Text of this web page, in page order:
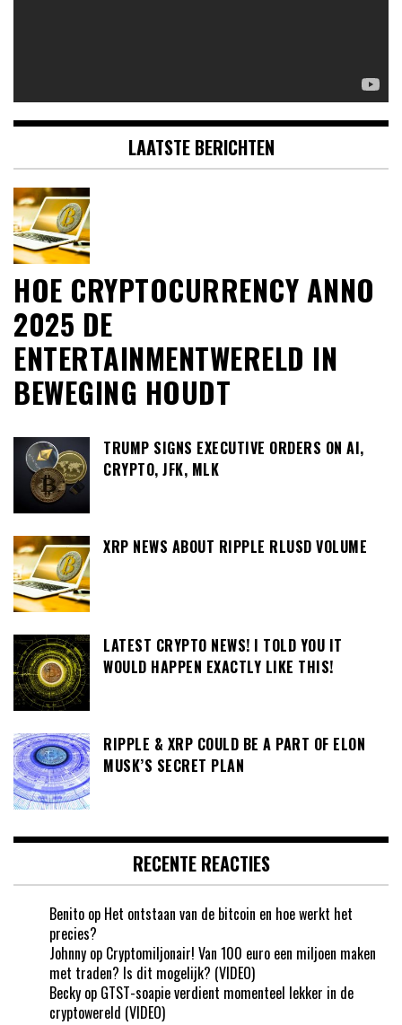
LAATSTE BERICHTEN
HOE CRYPTOCURRENCY ANNO
2025 DE
ENTERTAINMENTWERELD IN
BEWEGING HOUDT
TRUMP SIGNS EXECUTIVE ORDERS ON AI,
CRYPTO, JFK, MLK
XRP NEWS ABOUT RIPPLE RLUSD VOLUME
LATEST CRYPTO NEWS! I TOLD YOU IT
WOULD HAPPEN EXACTLY LIKE THIS!
RIPPLE & XRP COULD BE A PART OF ELON
MUSK’S SECRET PLAN
RECENTE REACTIES
Benito op Het ontstaan van de bitcoin en hoe werkt het
precies?
Johnny op Cryptomiljonair! Van 100 euro een miljoen maken
met traden? Is dit mogelijk? (VIDEO)
Becky op GTST-soapie verdient momenteel lekker in de
cryptowereld (VIDEO)